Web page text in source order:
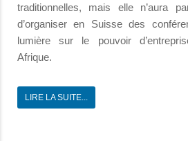
traditionnelles, mais elle n’aura
d’organiser en Suisse des
lumière sur le pouvoir
Afrique.
LIRE LA SUITE...